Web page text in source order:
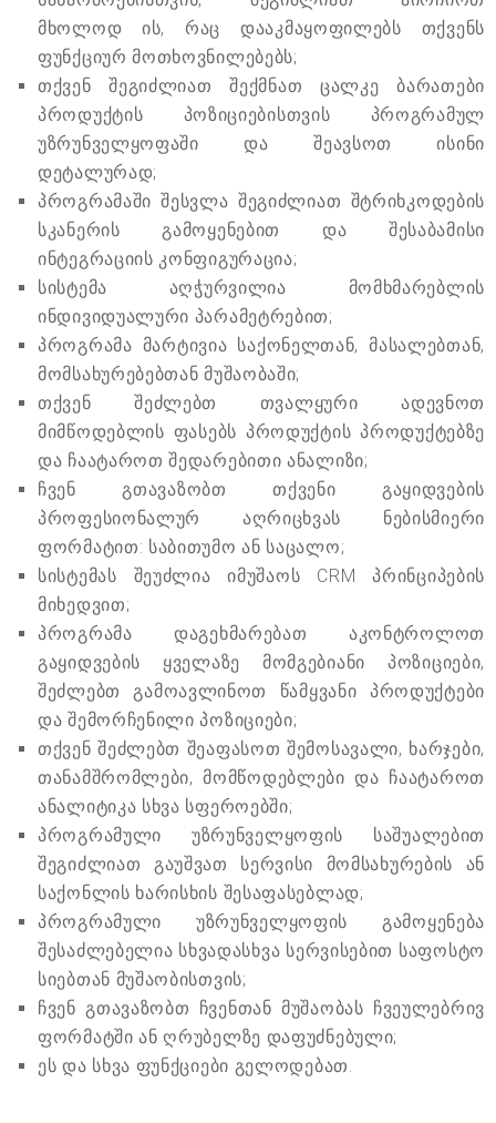
მხოლოდ ის, რაც დააკმაყოფილებს თქვენს
ფუნქციურ მოთხოვნილებებს;
თქვენ შეგიძლიათ შექმნათ ცალკე ბარათები
პროდუქტის პოზიციებისთვის პროგრამულ
უზრუნველყოფაში და შეავსოთ ისინი
დეტალურად;
პროგრამაში შესვლა შეგიძლიათ შტრიხკოდების
სკანერის გამოყენებით და შესაბამისი
ინტეგრაციის კონფიგურაცია;
სისტემა აღჭურვილია მომხმარებლის
ინდივიდუალური პარამეტრებით;
პროგრამა მარტივია საქონელთან, მასალებთან,
მომსახურებებთან მუშაობაში;
თქვენ შეძლებთ თვალყური ადევნოთ
მიმწოდებლის ფასებს პროდუქტის პროდუქტებზე
და ჩაატაროთ შედარებითი ანალიზი;
ჩვენ გთავაზობთ თქვენი გაყიდვების
პროფესიონალურ აღრიცხვას ნებისმიერი
ფორმატით: საბითუმო ან საცალო;
სისტემას შეუძლია იმუშაოს CRM პრინციპების
მიხედვით;
პროგრამა დაგეხმარებათ აკონტროლოთ
გაყიდვების ყველაზე მომგებიანი პოზიციები,
შეძლებთ გამოავლინოთ წამყვანი პროდუქტები
და შემორჩენილი პოზიციები;
თქვენ შეძლებთ შეაფასოთ შემოსავალი, ხარჯები,
თანამშრომლები, მომწოდებლები და ჩაატაროთ
ანალიტიკა სხვა სფეროებში;
პროგრამული უზრუნველყოფის საშუალებით
შეგიძლიათ გაუშვათ სერვისი მომსახურების ან
საქონლის ხარისხის შესაფასებლად;
პროგრამული უზრუნველყოფის გამოყენება
შესაძლებელია სხვადასხვა სერვისებით საფოსტო
სიებთან მუშაობისთვის;
ჩვენ გთავაზობთ ჩვენთან მუშაობას ჩვეულებრივ
ფორმატში ან ღრუბელზე დაფუძნებული;
ეს და სხვა ფუნქციები გელოდებათ.